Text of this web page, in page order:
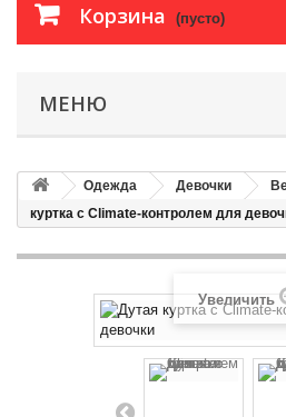
Корзина (пусто)
МЕНЮ
Одежда Девочки
куртка с Climate-контролем для
Увеличить